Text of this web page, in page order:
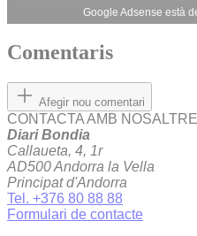
Google Adsense està
Comentaris
Afegir nou comentari
CONTACTA AMB
Diari Bondia
Callaueta, 4, 1r
AD500 Andorra la Vella
Principat d'Andorra
Tel. +376 80 88 88
Formulari de contacte